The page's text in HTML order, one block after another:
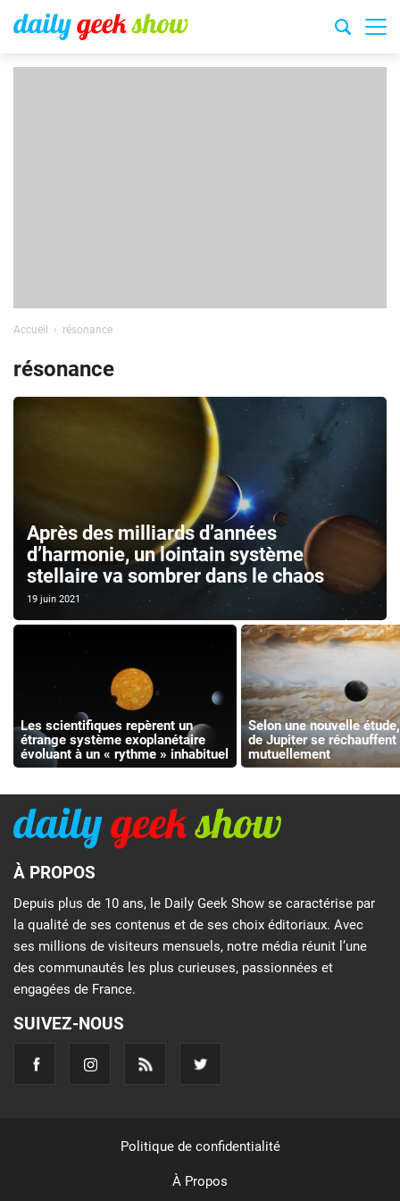
Accueil résonance
résonance
Après des milliards d’années
d’harmonie, un lointain système
stellaire va sombrer dans le chaos
19 juin 2021
Les scientifiques repèrent un
étrange système exoplanétaire
évoluant à un « rythme » inhabituel
Selon une nouvelle
de Jupiter se réchauffent
mutuellement
À PROPOS
Depuis plus de 10 ans, le Daily Geek Show se caractérise par
la qualité de ses contenus et de ses choix éditoriaux. Avec
ses millions de visiteurs mensuels, notre média réunit l’une
des communautés les plus curieuses, passionnées et
engagées de France.
SUIVEZ-NOUS
Politique de confidentialité
À Propos